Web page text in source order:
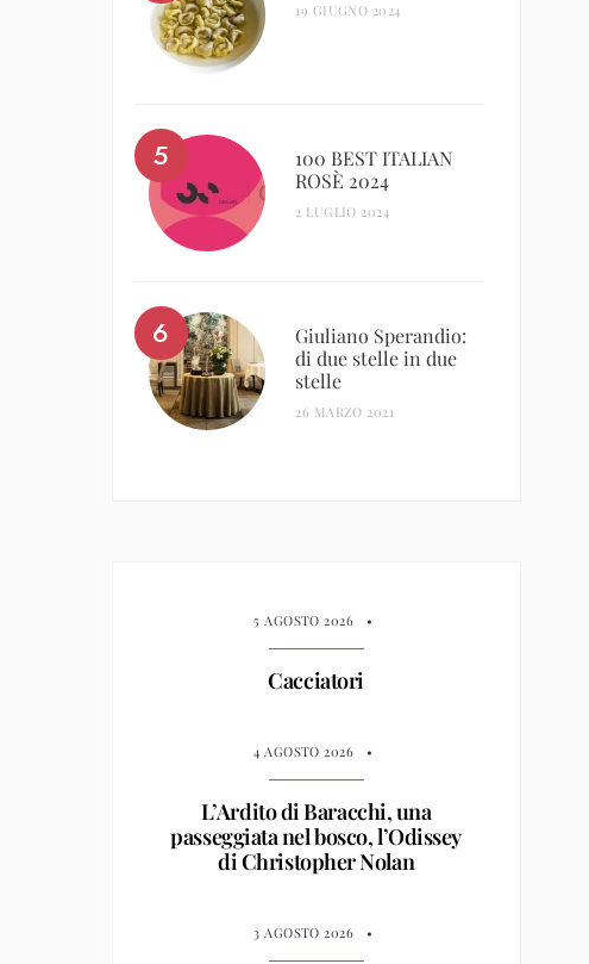
19 GIUGNO 2024
100 BEST ITALIAN
ROSÈ 2024
2 LUGLIO 2024
Giuliano Sperandio:
di due stelle in due
stelle
26 MARZO 2021
5 AGOSTO 2026 •
Cacciatori
4 AGOSTO 2026 •
L’Ardito di Baracchi, una
passeggiata nel bosco, l’Odissey
di Christopher Nolan
3 AGOSTO 2026 •